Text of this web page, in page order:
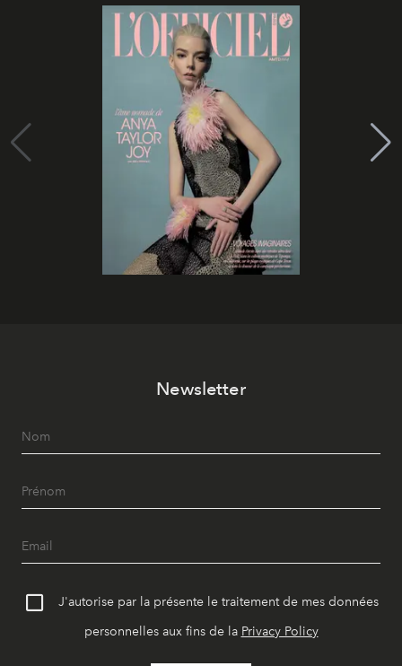
Newsletter
J'autorise par la présente le traitement de mes données
personnelles aux fins de la Privacy Policy